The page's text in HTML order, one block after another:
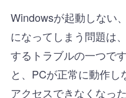
Windowsが起動しない
になってしまう問題は
するトラブルの一つで
と、PCが正常に動作
アクセスできなくなっ